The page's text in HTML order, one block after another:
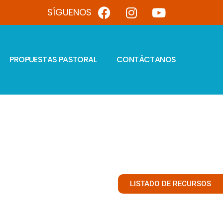
SÍGUENOS
PROPUESTAS PASTORAL CONTÁCTANOS
LISTADO DE RECURSOS